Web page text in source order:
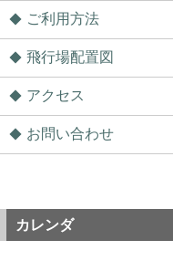
ご利用方法
飛行場配置図
アクセス
お問い合わせ
カレンダ